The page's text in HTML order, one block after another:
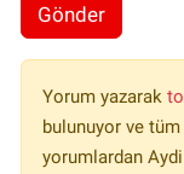
Gönder
Yorum yazarak
bulunuyor ve
yorumlardan